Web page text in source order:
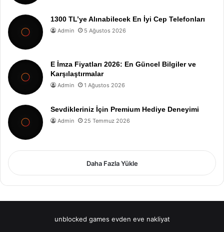
1300 TL’ye Alınabilecek En İyi Cep Telefonları
Admin 5 Ağustos 2026
E İmza Fiyatları 2026: En Güncel Bilgiler ve
Karşılaştırmalar
Admin 1 Ağustos 2026
Sevdikleriniz İçin Premium Hediye Deneyimi
Admin 25 Temmuz 2026
Daha Fazla Yükle
unblocked games evden eve nakliyat